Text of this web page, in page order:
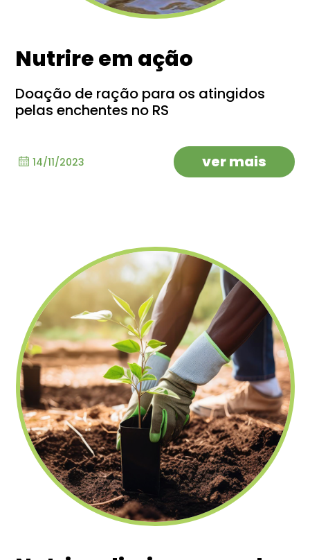
Nutrire em ação
Doação de ração para os atingidos
pelas enchentes no RS
14/11/2023 ver mais